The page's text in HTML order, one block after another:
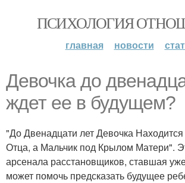
ПСИХОЛОГИЯ
главная новости
Девочка до
ждет ее в будущем?
"До Двенадцати лет Девочка
Отца, а Мальчик под Крылом Матери".
арсенала расстановщиков, ставшая
может помочь предсказать будущее